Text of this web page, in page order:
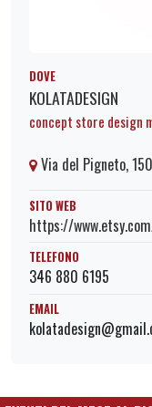
DOVE
KOLATADESIGN
concept store design
Via del Pigneto,
SITO WEB
https://
TELEFONO
346 880 6195
EMAIL